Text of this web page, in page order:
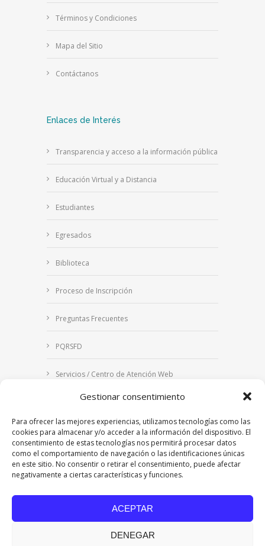
Gestionar consentimiento
Para ofrecer las mejores experiencias, utilizamos tecnologías como las
cookies para almacenar y/o acceder a la información del dispositivo. El
consentimiento de estas tecnologías nos permitirá procesar datos
como el comportamiento de navegación o las identificaciones únicas
en este sitio. No consentir o retirar el consentimiento, puede afectar
negativamente a ciertas características y funciones.
ACEPTAR
DENEGAR
Términos y Condiciones
Mapa del Sitio
Contáctanos
Enlaces de Interés
Transparencia y acceso a la información pública
Educación Virtual y a Distancia
Estudiantes
Egresados
Biblioteca
Proceso de Inscripción
Preguntas Frecuentes
PQRSFD
Servicios / Centro de Atención Web
Correo Institucional
Notificaciones judiciales
| Personería Jurídica Resolución
7542 de mayo de 1982
Acreditación Institucional en Alta Calidad